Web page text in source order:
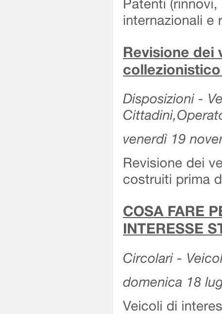
Patenti
internazionali e
Revisione dei
Disposizioni -
venerdì 19
Revisione dei
costruiti prima
COSA FARE
INTERESSE
Circolari -
domenica 18
Veicoli di